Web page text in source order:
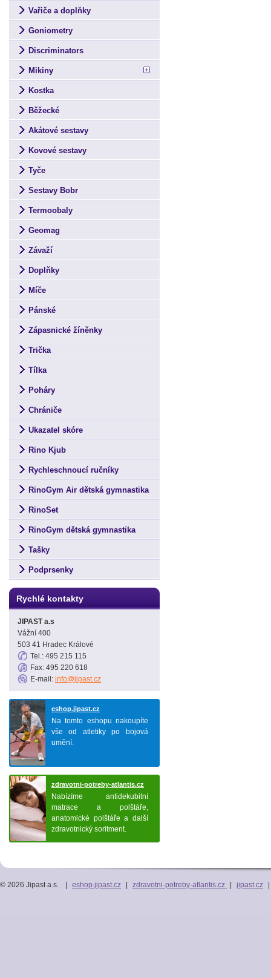
Vařiče a doplňky
Goniometry
Discriminators
Mikiny
Kostka
Běžecké
Akátové sestavy
Kovové sestavy
Tyče
Sestavy Bobr
Termoobaly
Geomag
Závaží
Doplňky
Míče
Pánské
Zápasnické žíněnky
Trička
Tílka
Poháry
Chrániče
Ukazatel skóre
Rino Kjub
Rychleschnoucí ručníky
RinoGym Air dětská gymnastika
RinoSet
RinoGym dětská gymnastika
Tašky
Podprsenky
Rychlé kontakty
JIPAST a.s
Vážní 400
503 41 Hradec Králové
Tel.: 495 215 115
Fax: 495 220 618
E-mail: info@jipast.cz
eshop.jipast.cz
Na tomto eshopu nakoupíte
vše od atletiky po bojová
umění.
zdravotni-potreby-atlantis.cz
Nabízíme antidekubitní
matrace a polštáře,
anatomické polštáře a další
zdravotnický soritment.
eshop.jipast.cz zdravotni-potreby-atlantis.cz jipast.cz
© 2026 Jipast a.s.